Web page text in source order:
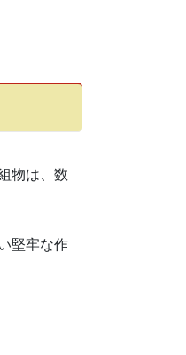
物は、数
堅牢な作